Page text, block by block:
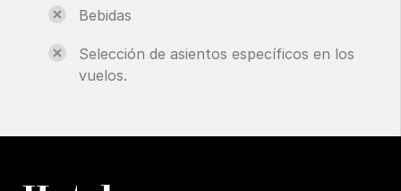
Bebidas
Selección de asientos específicos en los
vuelos.